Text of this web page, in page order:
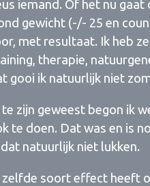
iemand. Of het nu
gewicht (-/- 25 en
met resultaat. Ik heb
therapie,
gooi ik natuurlijk niet
zijn geweest begon ik
te doen. Dat was en is
natuurlijk niet lukken.
zelfde soort effect heeft